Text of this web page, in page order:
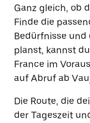
Ganz gleich, ob
Finde die
Bedürfnisse und
planst, kannst
France im
auf Abruf ab
Die Route, die
der Tageszeit